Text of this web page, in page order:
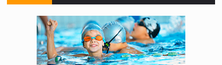
'OS OLHOS DO BRASIL':Emanuel Neri transforma indignação e esperança em
SOB INVESTIGAÇÃO:Dentista de PVH é denunciado por transmitir HIV
ESQUEMA DE FRAUDES:Polícia Civil deflagra a terceira fase da